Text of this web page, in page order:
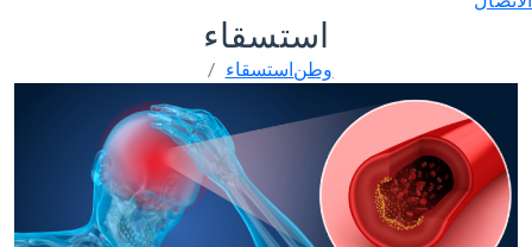
استسقاء
وطناستسقاء